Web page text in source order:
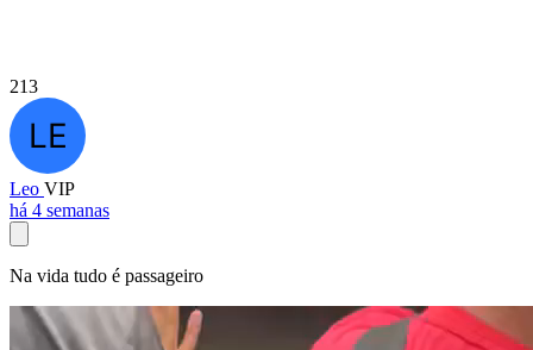
213
Leo VIP
há 4 semanas
Na vida tudo é passageiro